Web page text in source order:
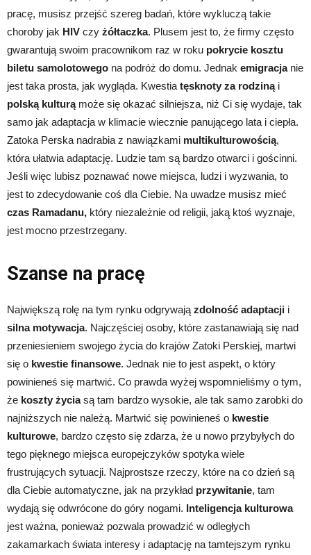
pracę, musisz przejść szereg badań, które wykluczą takie
choroby jak HIV czy żółtaczka. Plusem jest to, że firmy często
gwarantują swoim pracownikom raz w roku pokrycie kosztu
biletu samolotowego na podróż do domu. Jednak emigracja nie
jest taka prosta, jak wygląda. Kwestia tęsknoty za rodzinąi
polską kulturąmoże się okazać silniejsza, niż Ci się wydaje, tak
samo jak adaptacja w klimacie wiecznie panującego lata i ciepła.
Zatoka Perska nadrabia z nawiązkami multikulturowością,
która ułatwia adaptację. Ludzie tam są bardzo otwarci i gościnni.
Jeśli więc lubisz poznawać nowe miejsca, ludzi i wyzwania, to
jest to zdecydowanie coś dla Ciebie. Na uwadze musisz mieć
czas Ramadanu, który niezależnie od religii, jaką ktoś wyznaje,
jest mocno przestrzegany.
Szanse na pracę
Największą rolę na tym rynku odgrywają zdolność adaptacji i
silna motywacja. Najczęściej osoby, które zastanawiają się nad
przeniesieniem swojego życia do krajów Zatoki Perskiej, martwi
się o kwestie finansowe. Jednak nie to jest aspekt, o który
powinieneś się martwić. Co prawda wyżej wspomnieliśmy o tym,
że koszty życiasą tam bardzo wysokie, ale tak samo zarobki do
najniższych nie należą. Martwić się powinieneś o kwestie
kulturowe, bardzo często się zdarza, że u nowo przybyłych do
tego pięknego miejsca europejczyków spotyka wiele
frustrujących sytuacji. Najprostsze rzeczy, które na co dzień są
dla Ciebie automatyczne, jak na przykład przywitanie, tam
wydają się odwrócone do góry nogami. Inteligencja kulturowa
jest ważna, ponieważ pozwala prowadzić w odległych
zakamarkach świata interesy i adaptację na tamtejszym rynku